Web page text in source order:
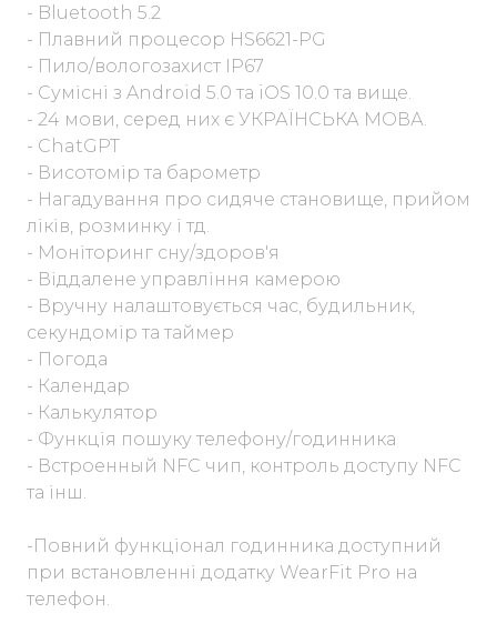
- Bluetooth 5.2
- Плавний процесор HS6621-PG
- Пило/вологозахист IP67
- Сумісні з Android 5.0 та iOS 10.0 та вище.
- 24 мови, серед них є УКРАЇНСЬКА МОВА.
- ChatGPT
- Висотомір та барометр
- Нагадування про сидяче становище, прийом
ліків, розминку і тд.
- Моніторинг сну/здоров'я
- Віддалене управління камерою
- Вручну налаштовується час, будильник,
секундомір та таймер
- Погода
- Календар
- Калькулятор
- Функція пошуку телефону/годинника
- Встроенный NFC чип, контроль доступу NFC
та інш.
-Повний функціонал годинника доступний
при встановленні додатку WearFit Pro на
телефон.